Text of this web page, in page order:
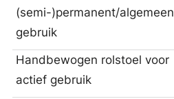
(semi-)permanent/algemeen
gebruik
Handbewogen rolstoel voor
actief gebruik